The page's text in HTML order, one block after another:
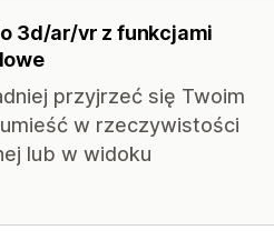
3d/ar/vr z funkcjami
przyjrzeć się Twoim
w rzeczywistości
lub w widoku